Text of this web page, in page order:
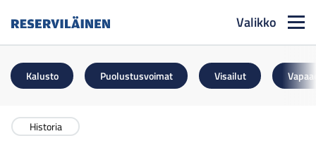
Valikko
Kalusto Puolustusvoimat Visailut
Historia